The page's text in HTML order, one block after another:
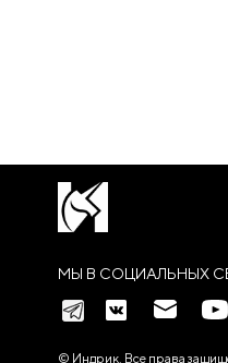
МЫ В СОЦИАЛЬНЫХ
© Индрик. Все права